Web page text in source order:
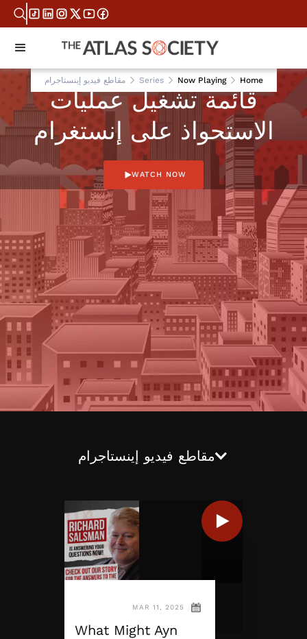
قائمة تشغيل عمليات
الاستحواذ على إنستغرام
WATCH NOW
Home
Now Playing
Series مقاطع فيديو إينستاجرام
مقاطع فيديو إينستاجرام
MAR 11, 2025
What Might Ayn